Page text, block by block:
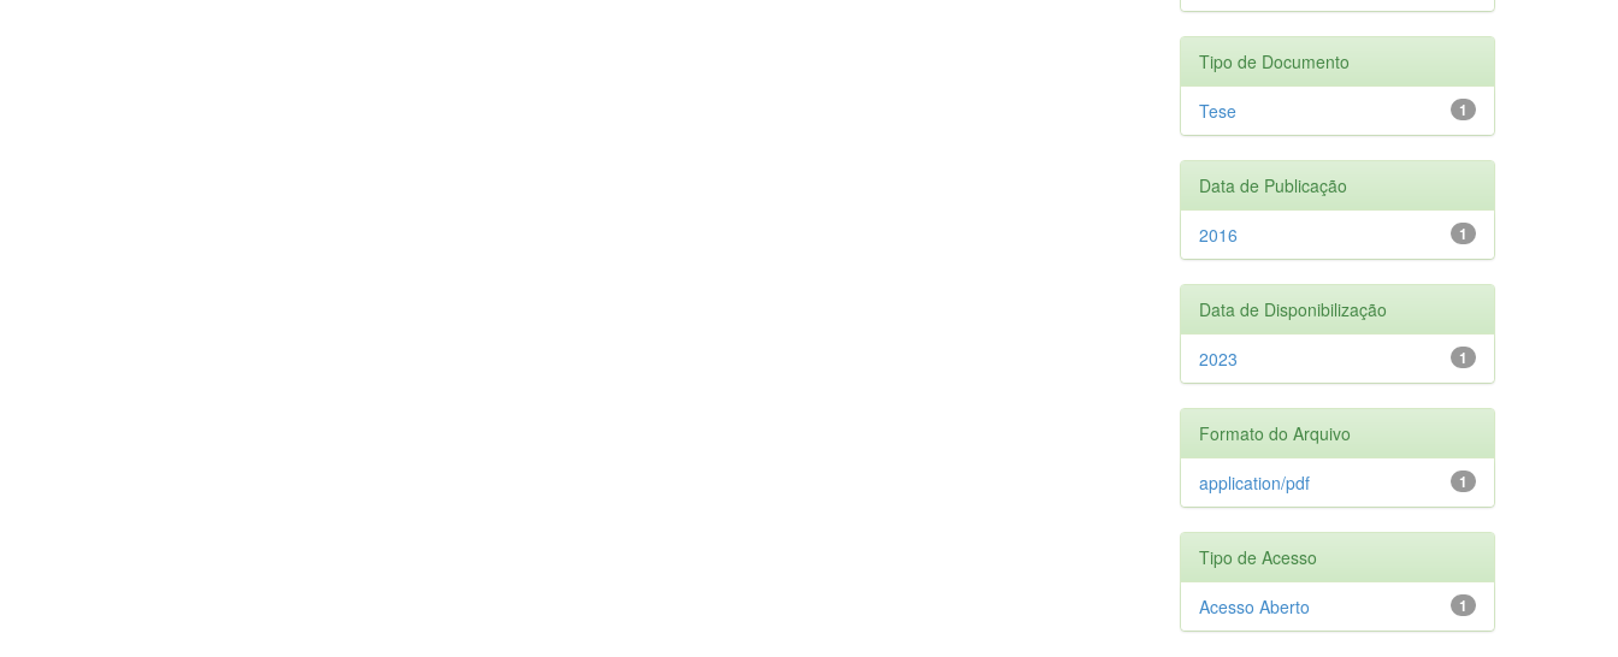
Tipo de Documento
1
Tese
Data de Publicação
1
2016
Data de Disponibilização
1
2023
Formato do Arquivo
1
application/pdf
Tipo de Acesso
1
Acesso Aberto